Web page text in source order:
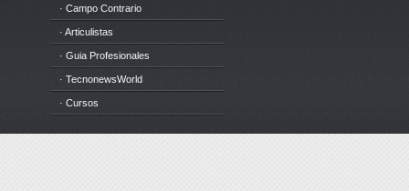
· Campo Contrario
· Articulistas
· Guia Profesionales
· TecnonewsWorld
· Cursos